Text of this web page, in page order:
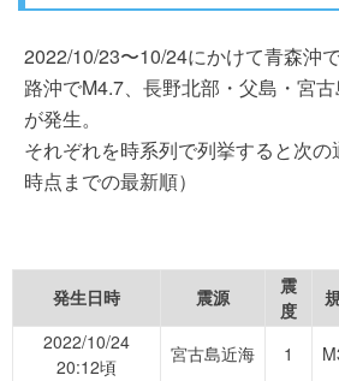
2022/10/23〜10/24にかけて青森沖
路沖でM4.7、長野北部・父島・宮
が発生。
それぞれを時系列で列挙すると次
時点までの最新順）
発生日時 震源
震
度
2022/10/24
20:12頃
宮古島近海 1